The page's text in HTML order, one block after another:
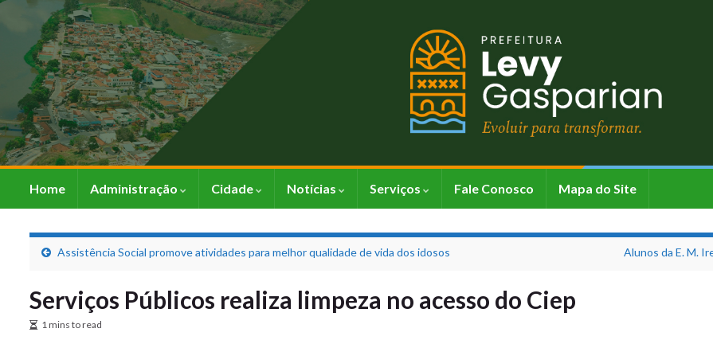
Home Administração Cidade Notícias Serviços Fale Conosco Mapa do Site
Assistência Social promove atividades para melhor qualidade de vida dos idosos Alunos da E. M.
Serviços Públicos realiza limpeza no acesso do Ciep
1 mins to read